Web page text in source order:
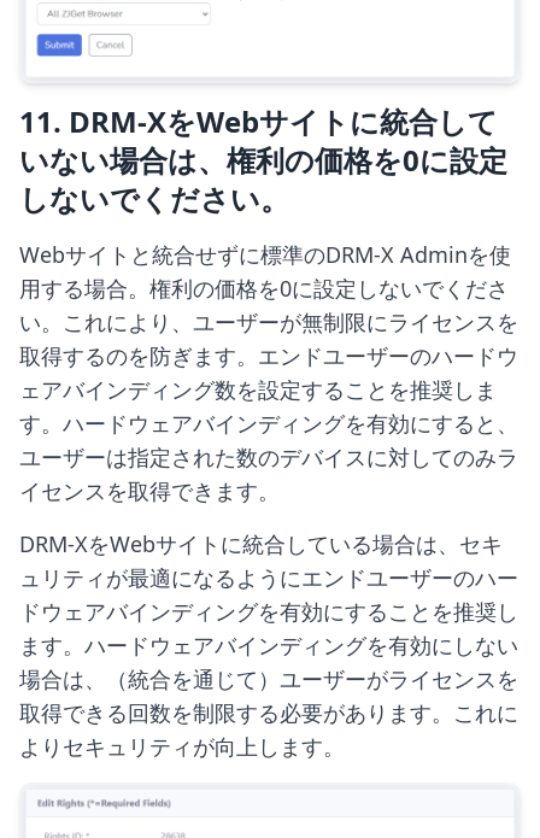
11. DRM-XをWebサイトに統合して
いない場合は、権利の価格を0に設定
しないでください。
Webサイトと統合せずに標準のDRM-X Adminを使
用する場合。権利の価格を0に設定しないでくださ
い。これにより、ユーザーが無制限にライセンスを
取得するのを防ぎます。エンドユーザーのハードウ
ェアバインディング数を設定することを推奨しま
す。ハードウェアバインディングを有効にすると、
ユーザーは指定された数のデバイスに対してのみラ
イセンスを取得できます。
DRM-XをWebサイトに統合している場合は、セキ
ュリティが最適になるようにエンドユーザーのハー
ドウェアバインディングを有効にすることを推奨し
ます。ハードウェアバインディングを有効にしない
場合は、（統合を通じて）ユーザーがライセンスを
取得できる回数を制限する必要があります。これに
よりセキュリティが向上します。